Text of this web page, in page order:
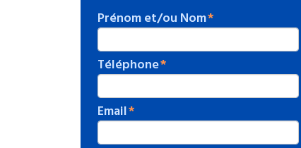
Prénom et/ou Nom
Téléphone
Email